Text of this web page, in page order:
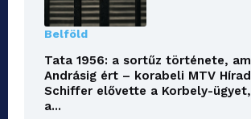
Belföld
Tata 1956: a sortűz története,
Andrásig ért – korabeli MTV
Schiffer elővette a Korbely-
a...